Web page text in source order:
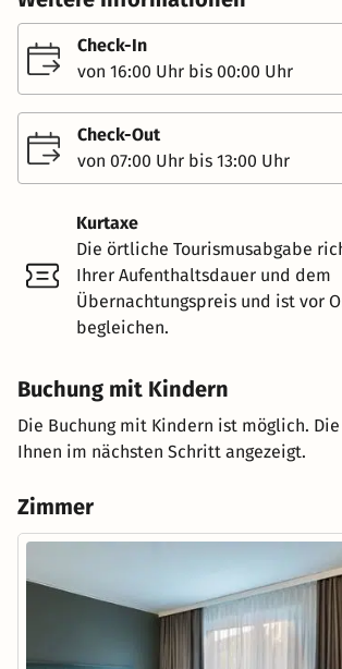
Check-In
von 16:00 Uhr bis 00:00 Uhr
Check-Out
von 07:00 Uhr bis 13:00 Uhr
Kurtaxe
Die örtliche Tourismusabgabe
Ihrer Aufenthaltsdauer und dem
Übernachtungspreis und ist vor
begleichen.
Buchung mit Kindern
Die Buchung mit Kindern ist möglich.
Ihnen im nächsten Schritt angezeigt.
Zimmer